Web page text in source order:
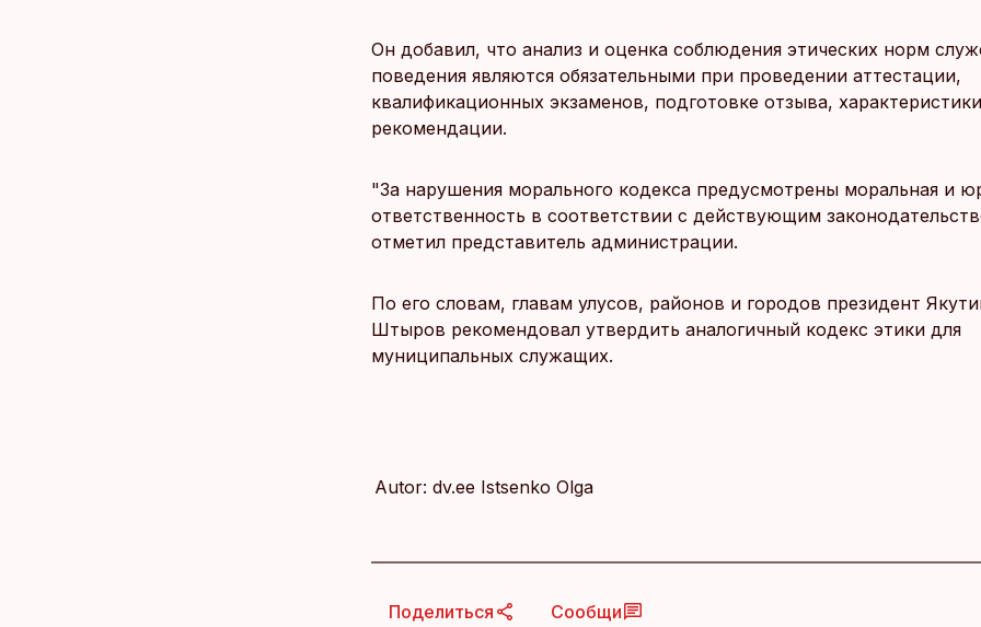
Он добавил, что анализ и оценка соблюдения этических норм
поведения являются обязательными при проведении аттестации,
квалификационных экзаменов, подготовке отзыва,
рекомендации.
"За нарушения морального кодекса предусмотрены моральная и
ответственность в соответствии с действующим
отметил представитель администрации.
По его словам, главам улусов, районов и городов президент
Штыров рекомендовал утвердить аналогичный кодекс этики для
муниципальных служащих.
Autor: dv.ee Istsenko Olga
Поделиться Сообщи